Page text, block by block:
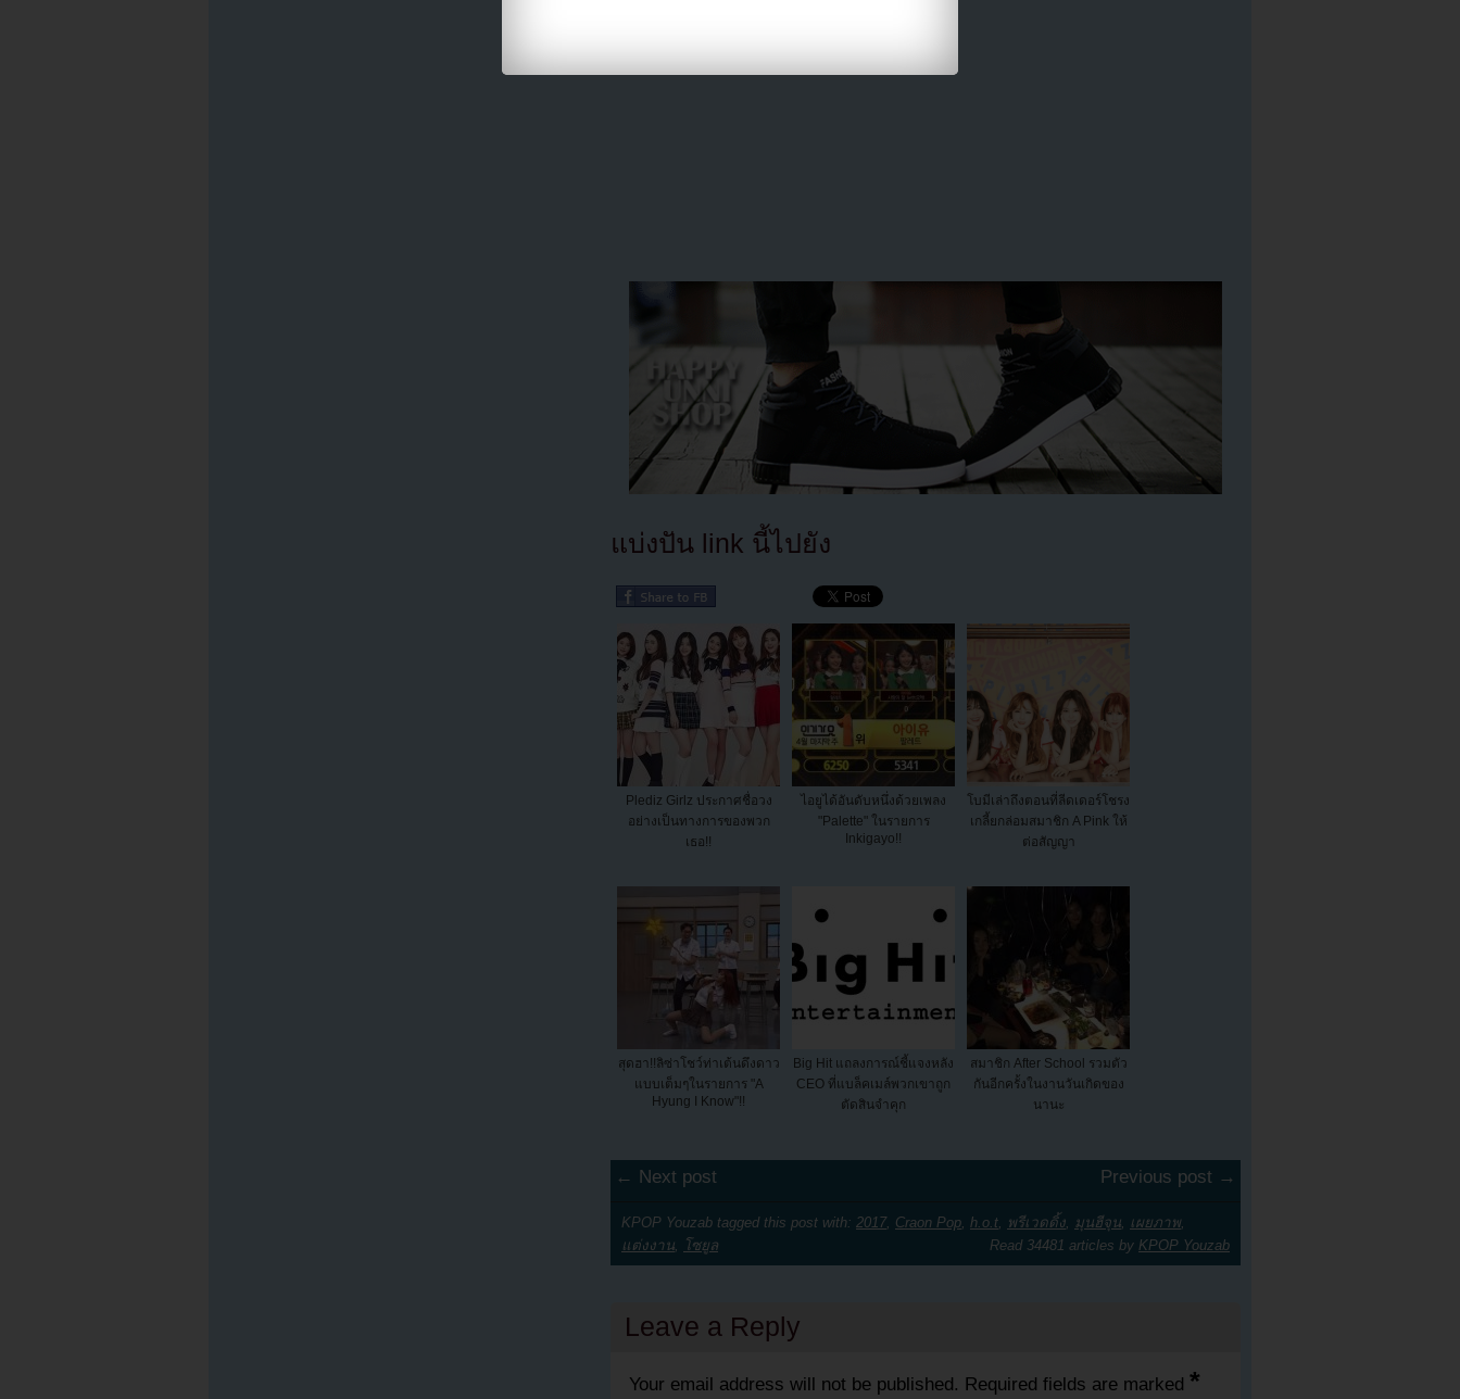
แบ่งปัน link นี้ไปยัง
Plediz Girlz ประกาศชื่อวง
อย่างเป็นทางการของพวก
เธอ!!
ไอยูได้อันดับหนึ่งด้วยเพลง
"Palette" ในรายการ
Inkigayo!!
โบมีเล่าถึงตอนที่ลีดเดอร์โชรง
เกลี้ยกล่อมสมาชิก A Pink ให้
ต่อสัญญา
สุดฮา!!ลิซ่าโชว์ท่าเต้นดึงดาว
แบบเต็มๆในรายการ "A
Hyung I Know"!!
Big Hit แถลงการณ์ชี้แจงหลัง
CEO ที่แบล็คเมล์พวกเขาถูก
ตัดสินจำคุก
สมาชิก After School รวมตัว
กันอีกครั้งในงานวันเกิดของ
นานะ
← Next post Previous post →
KPOP Youzab tagged this post with: 2017, Craon Pop h.o.t พรีเวดดิ้ง มุนฮีจุน เผยภาพ,
แต่งงาน
โซยูล Read 34481 articles by KPOP Youzab
Leave a Reply
Your email address will not be published. Required fields are marked *